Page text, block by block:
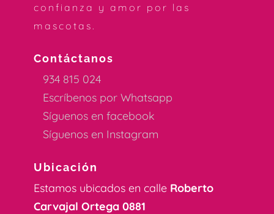
confianza y amor por las
mascotas.
Contáctanos
934 815 024
Escríbenos por Whatsapp
Síguenos en facebook
Síguenos en Instagram
Ubicación
Estamos ubicados en calle Roberto
Carvajal Ortega 0881